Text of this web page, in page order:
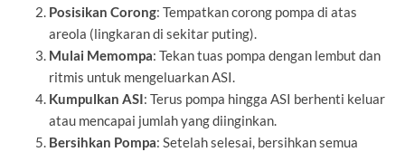
Posisikan Corong: Tempatkan corong pompa di atas
areola (lingkaran di sekitar puting).
Mulai Memompa: Tekan tuas pompa dengan lembut dan
ritmis untuk mengeluarkan ASI.
Kumpulkan ASI: Terus pompa hingga ASI berhenti keluar
atau mencapai jumlah yang diinginkan.
Bersihkan Pompa: Setelah selesai, bersihkan semua